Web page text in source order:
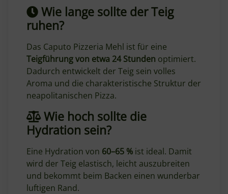
Wie lange sollte der Teig
ruhen?
Das Caputo Pizzeria Mehl ist für eine
Teigführung von etwa 24 Stunden optimiert.
Dadurch entwickelt der Teig sein volles
Aroma und die charakteristische Struktur der
neapolitanischen Pizza.
Wie hoch sollte die
Hydration sein?
Eine Hydration von 60–65 % ist ideal. Damit
wird der Teig elastisch, leicht auszubreiten
und bekommt beim Backen einen wunderbar
luftigen Rand.